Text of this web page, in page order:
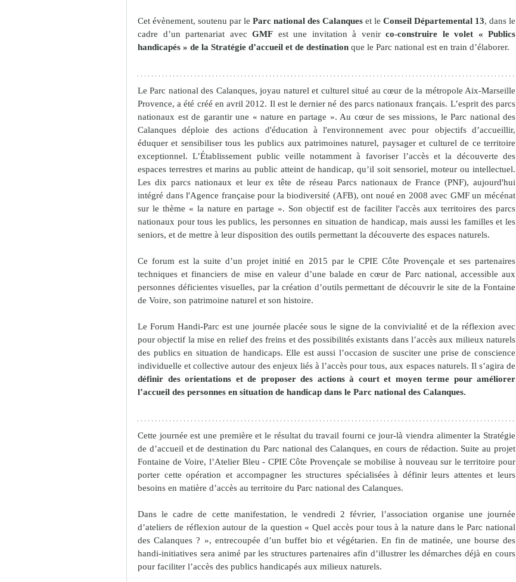
Cet évènement, soutenu par le Parc national des Calanques et le Conseil Départemental 13, dans le
cadre d’un partenariat avec GMF est une invitation à venir co-construire le volet « Publics
handicapés » de la Stratégie d’accueil et de destination que le Parc national est en train d’élaborer.
Le Parc national des Calanques, joyau naturel et culturel situé au cœur de la métropole Aix-Marseille
Provence, a été créé en avril 2012. Il est le dernier né des parcs nationaux français. L’esprit des parcs
nationaux est de garantir une « nature en partage ». Au cœur de ses missions, le Parc national des
Calanques déploie des actions d'éducation à l'environnement avec pour objectifs d’accueillir,
éduquer et sensibiliser tous les publics aux patrimoines naturel, paysager et culturel de ce territoire
exceptionnel. L’Établissement public veille notamment à favoriser l’accès et la découverte des
espaces terrestres et marins au public atteint de handicap, qu’il soit sensoriel, moteur ou intellectuel.
Les dix parcs nationaux et leur ex tête de réseau Parcs nationaux de France (PNF), aujourd'hui
intégré dans l'Agence française pour la biodiversité (AFB), ont noué en 2008 avec GMF un mécénat
sur le thème « la nature en partage ». Son objectif est de faciliter l'accès aux territoires des parcs
nationaux pour tous les publics, les personnes en situation de handicap, mais aussi les familles et les
seniors, et de mettre à leur disposition des outils permettant la découverte des espaces naturels.
Ce forum est la suite d’un projet initié en 2015 par le CPIE Côte Provençale et ses partenaires
techniques et financiers de mise en valeur d’une balade en cœur de Parc national, accessible aux
personnes déficientes visuelles, par la création d’outils permettant de découvrir le site de la Fontaine
de Voire, son patrimoine naturel et son histoire.
Le Forum Handi-Parc est une journée placée sous le signe de la convivialité et de la réflexion avec
pour objectif la mise en relief des freins et des possibilités existants dans l’accès aux milieux naturels
des publics en situation de handicaps. Elle est aussi l’occasion de susciter une prise de conscience
définir des orientations et de proposer des actions à court et moyen terme pour améliorer
l’accueil des personnes en situation de handicap dans le Parc national des Calanques.
Cette journée est une première et le résultat du travail fourni ce jour-là viendra alimenter la Stratégie
de d’accueil et de destination du Parc national des Calanques, en cours de rédaction. Suite au projet
Fontaine de Voire, l’Atelier Bleu - CPIE Côte Provençale se mobilise à nouveau sur le territoire pour
porter cette opération et accompagner les structures spécialisées à définir leurs attentes et leurs
besoins en matière d’accès au territoire du Parc national des Calanques.
Dans le cadre de cette manifestation, le vendredi 2 février, l’association organise une journée
d’ateliers de réflexion autour de la question « Quel accès pour tous à la nature dans le Parc national
des Calanques ? », entrecoupée d’un buffet bio et végétarien. En fin de matinée, une bourse des
handi-initiatives sera animé par les structures partenaires afin d’illustrer les démarches déjà en cours
pour faciliter l’accès des publics handicapés aux milieux naturels.